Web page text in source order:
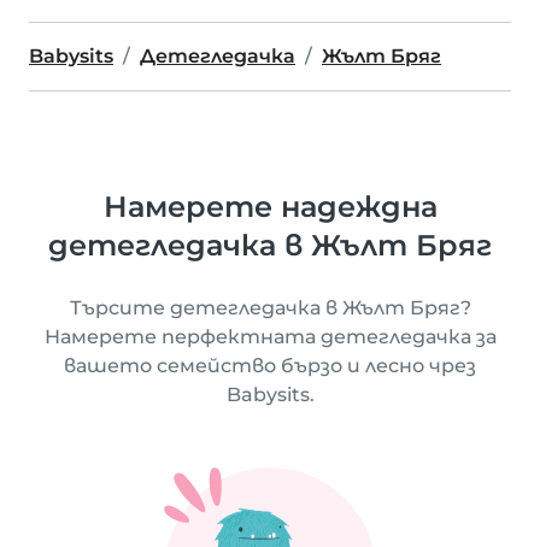
Babysits Детегледачка Жълт Бряг
Намерете надеждна
детегледачка в Жълт Бряг
Търсите детегледачка в Жълт Бряг?
Намерете перфектната детегледачка за
вашето семейство бързо и лесно чрез
Babysits.